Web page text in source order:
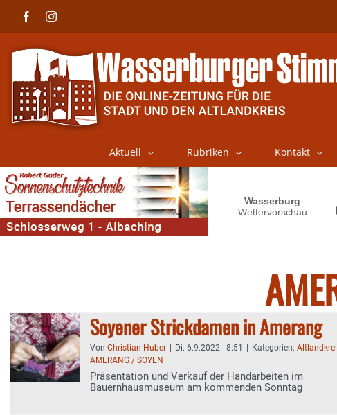
FacebookInstagram
Aktuell Rubriken Kontakt
Soyener Strickdamen in Amerang
Von Christian Huber Di. 6.9.2022 - 8:51 Kategorien:
AMERANG / SOYEN
Präsentation und Verkauf der Handarbeiten im
Bauernhausmuseum am kommenden Sonntag